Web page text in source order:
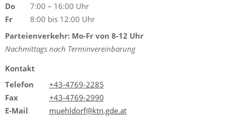
Do
7:00 – 16:00 Uhr
Fr
8:00 bis 12:00 Uhr
Parteienverkehr: Mo-Fr von 8-12 Uhr
Nachmittags nach Terminvereinbarung
Kontakt
Telefon
+43-4769-2285
Fax
+43-4769-2990
E-Mail
muehldorf@ktn.gde.at